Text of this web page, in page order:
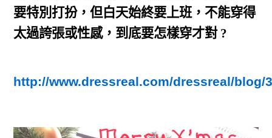
要特別打扮，但白天始終要上班，不能穿得
太過誇張或性感，到底要怎樣穿才對?
http://www.dressreal.com/dressreal/blog/